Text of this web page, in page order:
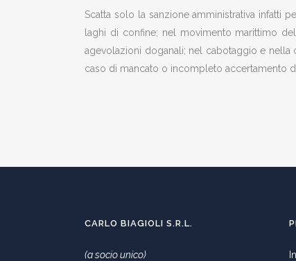
Scatta solo la sanzione amministrativa infatti
laghi di confine; nel movimento marittimo
agevolazioni doganali; nel cabotaggio e nella
caso di mancato o incompleto accertamento
CARLO BIAGIOLI S.R.L.
(a socio unico)